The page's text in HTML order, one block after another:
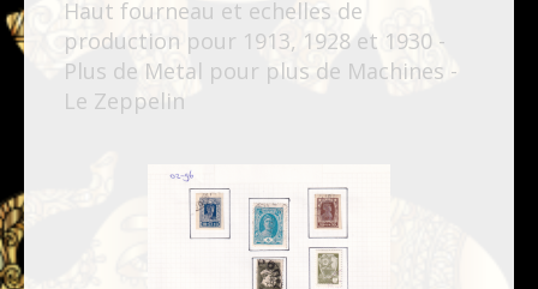
Haut fourneau et echelles de
production pour 1913, 1928 et 1930 -
Plus de Metal pour plus de Machines -
Le Zeppelin